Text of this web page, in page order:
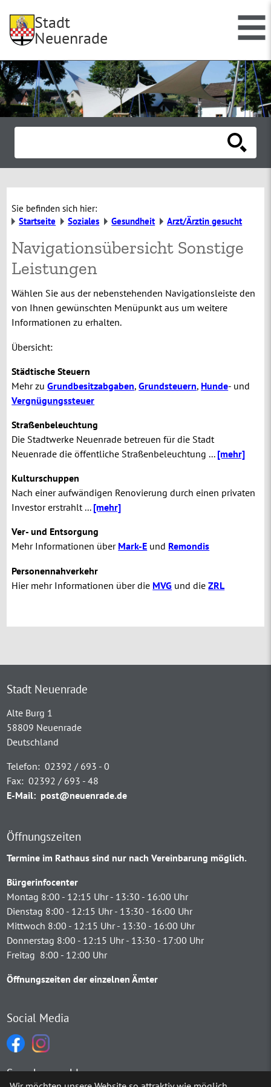
Stadt
Neuenrade
Sie befinden sich hier:
Startseite
Soziales Gesundheit Arzt/Ärztin gesucht
Navigationsübersicht Sonstige
Leistungen
Wählen Sie aus der nebenstehenden Navigationsleiste den
von Ihnen gewünschten Menüpunkt aus um weitere
Informationen zu erhalten.
Übersicht:
Städtische Steuern
Mehr zu Grundbesitzabgaben,Grundsteuern, Hunde- und
Vergnügungssteuer
Straßenbeleuchtung
Die Stadtwerke Neuenrade betreuen für die Stadt
Neuenrade die öffentliche Straßenbeleuchtung ... [mehr]
Kulturschuppen
Nach einer aufwändigen Renovierung durch einen privaten
Investor erstrahlt ... [mehr]
Ver- und Entsorgung
Mehr Informationen über Mark-E und Remondis
Personennahverkehr
Hier mehr Informationen über die MVG und die ZRL
Stadt Neuenrade
Alte Burg 1
58809 Neuenrade
Deutschland
Telefon: 02392 / 693 - 0
Fax: 02392 / 693 - 48
E-Mail: post@neuenrade.de
Öffnungszeiten
Termine im Rathaus sind nur nach Vereinbarung möglich.
Bürgerinfocenter
Montag 8:00 - 12:15 Uhr - 13:30 - 16:00 Uhr
Dienstag 8:00 - 12:15 Uhr - 13:30 - 16:00 Uhr
Mittwoch 8:00 - 12:15 Uhr - 13:30 - 16:00 Uhr
Donnerstag 8:00 - 12:15 Uhr - 13:30 - 17:00 Uhr
Freitag 8:00 - 12:00 Uhr
Öffnungszeiten der einzelnen Ämter
Social Media
Sprachauswahl